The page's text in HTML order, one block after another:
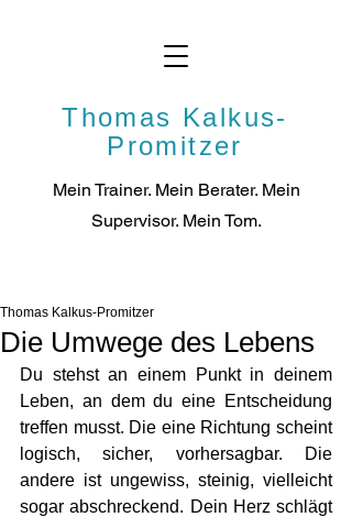
Thomas Kalkus-
Promitzer
Mein Trainer. Mein Berater. Mein
Supervisor. Mein Tom.
Die Umwege des Lebens
Thomas Kalkus-Promitzer
Du stehst an einem Punkt in deinem
Leben, an dem du eine Entscheidung
treffen musst. Die eine Richtung scheint
logisch, sicher, vorhersagbar. Die
andere ist ungewiss, steinig, vielleicht
sogar abschreckend. Dein Herz schlägt